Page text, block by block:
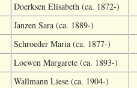
Doerksen Elisabeth (ca. 1872-)
Janzen Sara (ca. 1889-)
Schroeder Maria (ca. 1877-)
Loewen Margarete (ca. 1893-)
Wallmann Liese (ca. 1904-)